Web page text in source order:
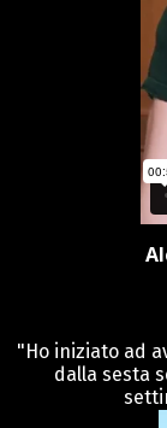
"Ho iniziato ad
dalla sesta